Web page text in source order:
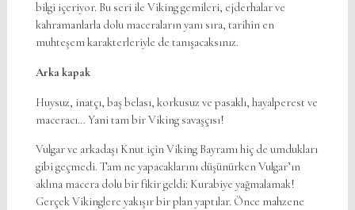
bilgi içeriyor. Bu seri ile Viking gemileri, ejderhalar ve
kahramanlarla dolu maceraların yanı sıra, tarihin en
muhteşem karakterleriyle de tanışacaksınız.
Arka kapak
Huysuz, inatçı, baş belası, korkusuz ve pasaklı, hayalperest ve
maceracı… Yani tam bir Viking savaşçısı!
Vulgar ve arkadaşı Knut için Viking Bayramı hiç de umdukları
gibi geçmedi. Tam ne yapacaklarını düşünürken Vulgar’ın
aklına macera dolu bir fikir geldi: Kurabiye yağmalamak!
Gerçek Vikinglere yakışır bir plan yaptılar. Önce mahzene